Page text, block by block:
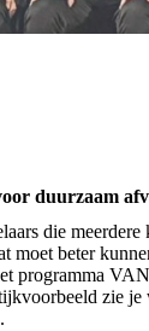
duurzaam
die
moet beter
programma
zie